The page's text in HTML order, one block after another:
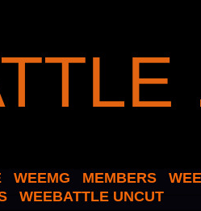
WEEMG MEMBERS
WEEBATTLE UNCUT